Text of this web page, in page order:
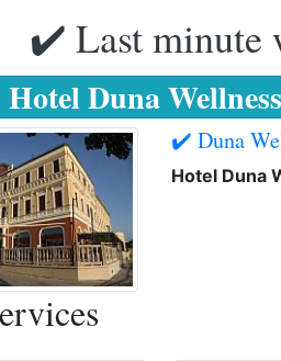
✔️ Last minute
Hotel Duna
✔️ Duna
Hotel Duna